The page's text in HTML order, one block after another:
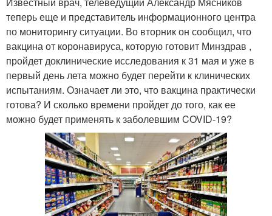
теперь еще и представитель информационного центра
по мониторингу ситуации. Во вторник он сообщил, что
вакцина от коронавируса, которую готовит Минздрав ,
пройдет доклинические исследования к 31 мая и уже в
первый день лета можно будет перейти к клинических
испытаниям. Означает ли это, что вакцина практически
готова? И сколько времени пройдет до того, как ее
можно будет применять к заболевшим COVID-19?